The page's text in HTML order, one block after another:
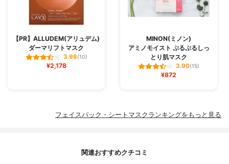
【PR】ALLUDEM(アリュデム)
ダーマリフトマスク
3.98(10)
¥2,178
MINON(ミノン)
アミノモイスト ぷるぷるしっ
とり肌マスク
3.90(15)
¥872
フェイスパック・シートマスクランキングをもっと見る
関連おすすめクチコミ